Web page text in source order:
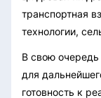
транспортная
технологии,
В свою
для
готовность к